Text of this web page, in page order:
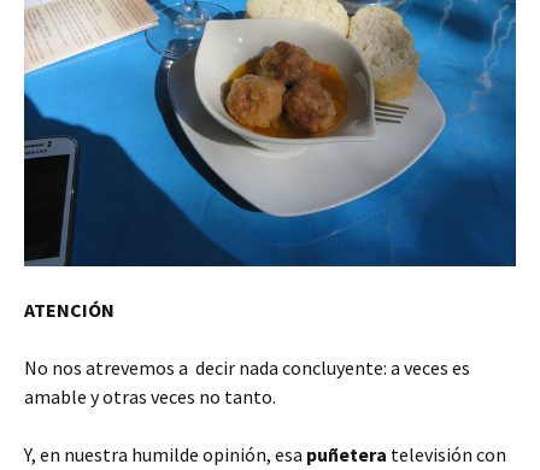
ATENCIÓN
No nos atrevemos a decir nada concluyente: a veces es
amable y otras veces no tanto.
Y, en nuestra humilde opinión, esa puñetera televisión con